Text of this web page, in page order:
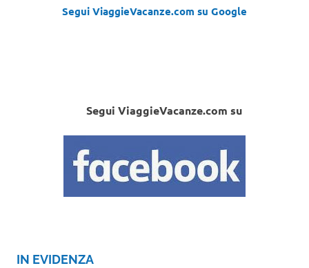
Segui ViaggieVacanze.com su Google
Segui ViaggieVacanze.com su
IN EVIDENZA